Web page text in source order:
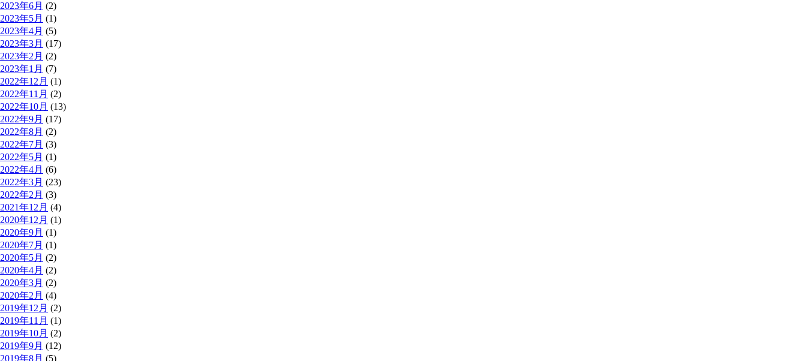
2023年6月 (2)
2023年5月 (1)
2023年4月 (5)
2023年3月 (17)
2023年2月 (2)
2023年1月 (7)
2022年12月 (1)
2022年11月 (2)
2022年10月 (13)
2022年9月 (17)
2022年8月 (2)
2022年7月 (3)
2022年5月 (1)
2022年4月 (6)
2022年3月 (23)
2022年2月 (3)
2021年12月 (4)
2020年12月 (1)
2020年9月 (1)
2020年7月 (1)
2020年5月 (2)
2020年4月 (2)
2020年3月 (2)
2020年2月 (4)
2019年12月 (2)
2019年11月 (1)
2019年10月 (2)
2019年9月 (12)
2019年8月 (5)